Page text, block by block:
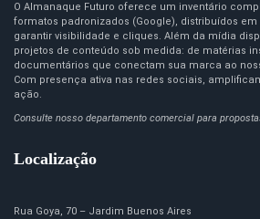
O Almanaque Futuro oferece um inventário
formatos padronizados (Google), distribuídos
garantir visibilidade e cliques. Além da mídia
projetos de conteúdo sob medida: de matérias
documentários que conectam sua marca ao
Com presença ativa nas redes sociais,
ação.
Consulte nosso departamento comercial para
Localização
Rua Goya, 70 – Jardim Buenos Aires